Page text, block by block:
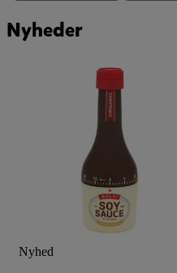
Nyheder
Nyhed